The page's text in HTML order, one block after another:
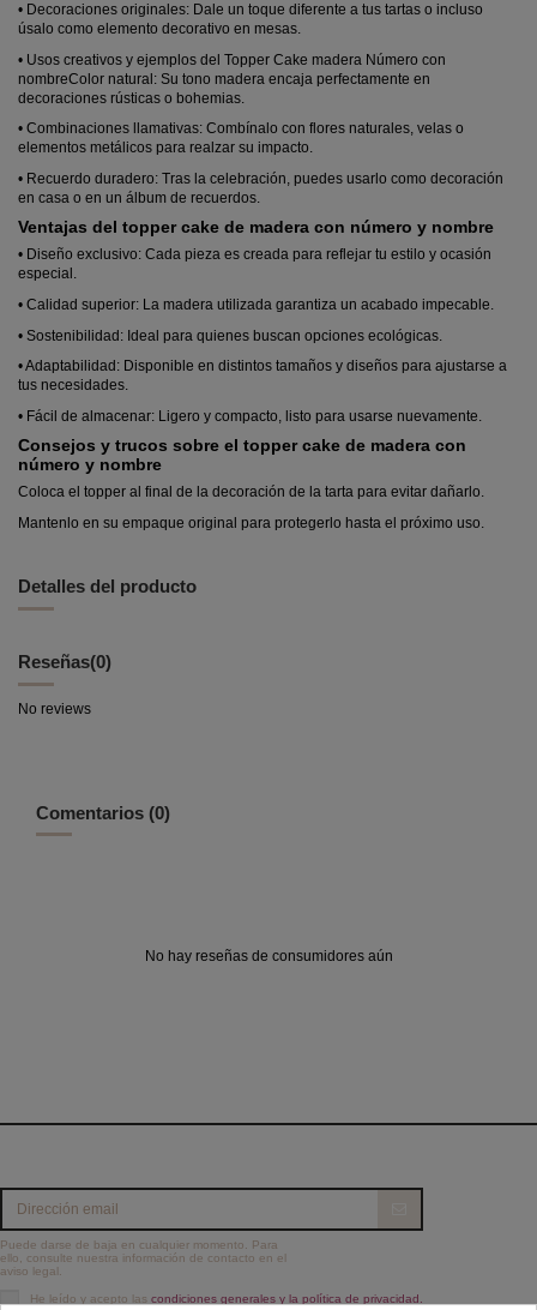
• Decoraciones originales: Dale un toque diferente a tus tartas o incluso
úsalo como elemento decorativo en mesas.
• Usos creativos y ejemplos del Topper Cake madera Número con
nombreColor natural: Su tono madera encaja perfectamente en
decoraciones rústicas o bohemias.
• Combinaciones llamativas: Combínalo con flores naturales, velas o
elementos metálicos para realzar su impacto.
• Recuerdo duradero: Tras la celebración, puedes usarlo como decoración
en casa o en un álbum de recuerdos.
Ventajas del topper cake de madera con número y nombre
• Diseño exclusivo: Cada pieza es creada para reflejar tu estilo y ocasión
especial.
• Calidad superior: La madera utilizada garantiza un acabado impecable.
• Sostenibilidad: Ideal para quienes buscan opciones ecológicas.
• Adaptabilidad: Disponible en distintos tamaños y diseños para ajustarse a
tus necesidades.
• Fácil de almacenar: Ligero y compacto, listo para usarse nuevamente.
Consejos y trucos sobre el topper cake de madera con
número y nombre
Coloca el topper al final de la decoración de la tarta para evitar dañarlo.
Mantenlo en su empaque original para protegerlo hasta el próximo uso.
Detalles del producto
Reseñas(0)
No reviews
Comentarios (0)
No hay reseñas de consumidores aún
Puede darse de baja en cualquier momento. Para
ello, consulte nuestra información de contacto en el
aviso legal.
He leído y acepto las condiciones generales y la política de privacidad.